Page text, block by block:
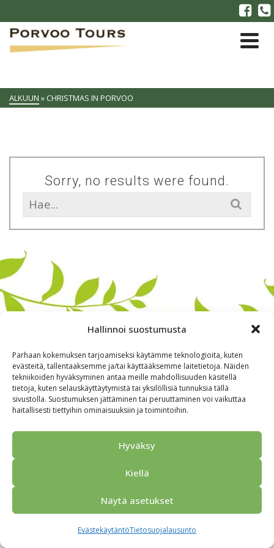
Hallinnoi suostumusta
Parhaan kokemuksen tarjoamiseksi käytämme teknologioita, kuten
evästeitä, tallentaaksemme ja/tai käyttääksemme laitetietoja. Näiden
tekniikoiden hyväksyminen antaa meille mahdollisuuden käsitellä
tietoja, kuten selauskäyttäytymistä tai yksilöllisiä tunnuksia tällä
sivustolla. Suostumuksen jättäminen tai peruuttaminen voi vaikuttaa
haitallisesti tiettyihin ominaisuuksiin ja toimintoihin.
Hyväksy
Kiellä
Näytä asetukset
EvästekäytäntöTietosuojalausunto
ALKUUN » CHRISTMAS IN PORVOO
Sorry, no results were found.
Search
for:
Alkuun Ryhmille Kokous & Ohjelmat
Yhteistyökumppanit
Tarjouspyyntö
Anna palautetta
Tietosuojaseloste
© 2026 Porvoo Tours - matkanjärjestäjä / FPW